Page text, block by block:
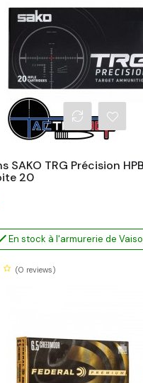
SAKO TRG Précision
20
En stock à l'armurerie de
(0 reviews)